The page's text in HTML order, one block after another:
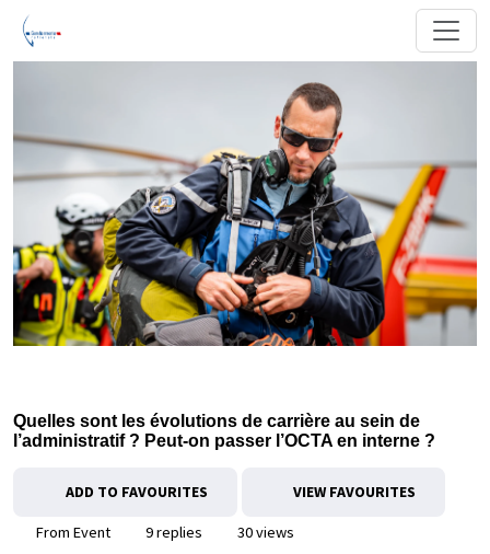
Quelles sont les évolutions de carrière au sein de
l’administratif ? Peut-on passer l’OCTA en interne ?
ADD TO FAVOURITES VIEW FAVOURITES
From Event 9 replies
30 views